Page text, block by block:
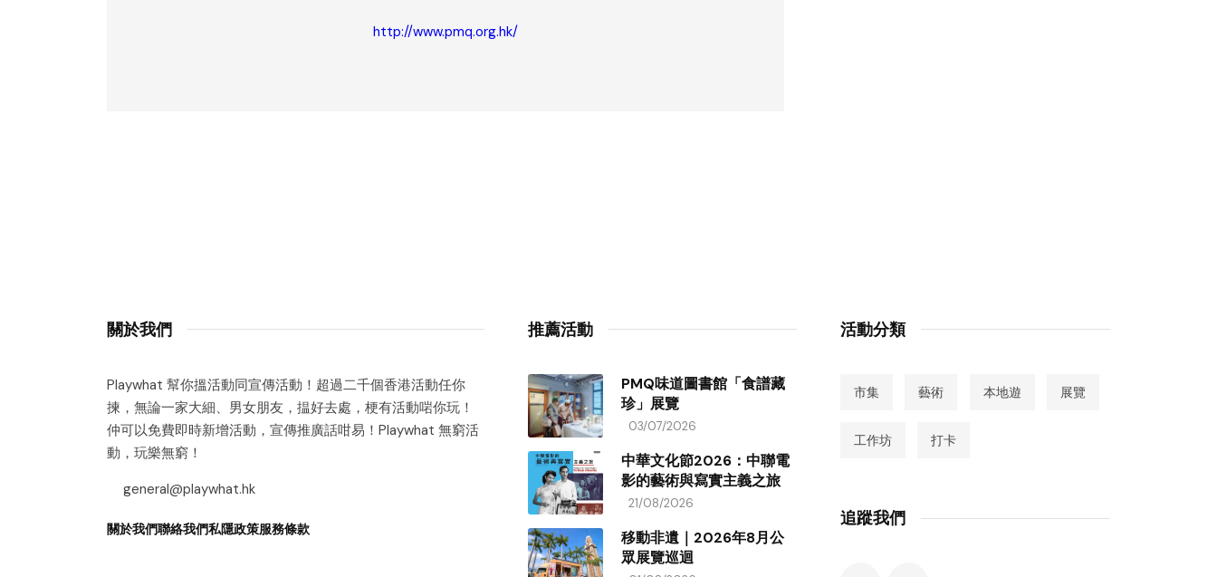
http://www.pmq.org.hk/
關於我們
Playwhat 幫你搵活動同宣傳活動！超過二千個香港活動任你
揀，無論一家大細、男女朋友，揾好去處，梗有活動啱你玩！
仲可以免費即時新增活動，宣傳推廣話咁易！Playwhat 無窮活
動，玩樂無窮！
general@playwhat.hk
關於我們聯絡我們私隱政策服務條款
推薦活動
PMQ味道圖書館「食譜藏
珍」展覽
03/07/2026
中華文化節2026：中聯電
影的藝術與寫實主義之旅
21/08/2026
移動非遺｜2026年8月公
眾展覽巡迴
活動分類
市集 藝術 本地遊 展覽
工作坊 打卡
追蹤我們